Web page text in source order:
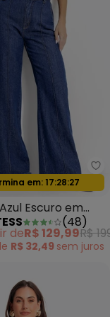
Listrado
relâmpago
em: 17:28:24
Escuro em
(48)
deR$ 129,99R$
R$ 32,49 sem juros